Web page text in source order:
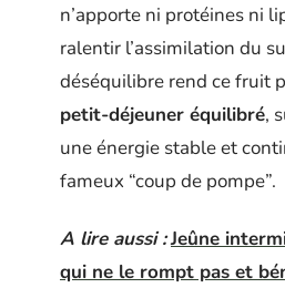
n’apporte ni protéines ni
ralentir l’assimilation du
déséquilibre rend ce fruit
petit-déjeuner équilibré,
une énergie stable et
fameux “coup de pompe”.
A lire aussi :Jeûne
qui ne le rompt pas et